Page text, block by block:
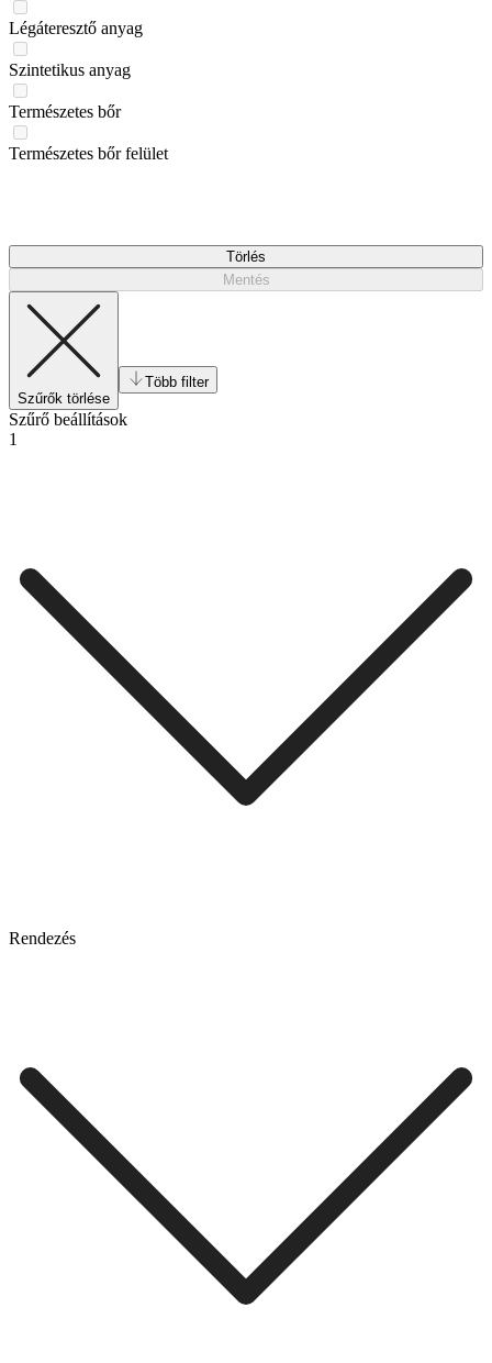
Légáteresztő anyag
Szintetikus anyag
Természetes bőr
Természetes bőr felület
Törlés
Mentés
Szűrők törlése
Több filter
Szűrő beállítások
1
Rendezés